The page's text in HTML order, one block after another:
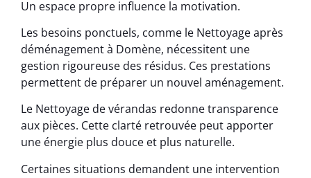
Un espace propre influence la motivation.
Les besoins ponctuels, comme le Nettoyage après
déménagement à Domène, nécessitent une
gestion rigoureuse des résidus. Ces prestations
permettent de préparer un nouvel aménagement.
Le Nettoyage de vérandas redonne transparence
aux pièces. Cette clarté retrouvée peut apporter
une énergie plus douce et plus naturelle.
Certaines situations demandent une intervention